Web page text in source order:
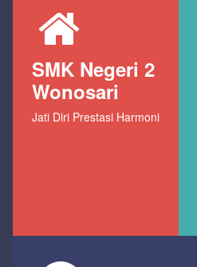
SMK Negeri 2
Wonosari
Jati Diri Prestasi Harmoni